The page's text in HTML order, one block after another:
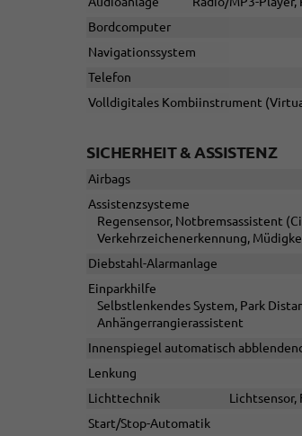
Bordcomputer
Navigationssystem
Telefon
Volldigitales Kombiinstrument
SICHERHEIT & ASSISTENZ
Airbags
Assistenzsysteme
Regensensor, Notbremsassistent
Verkehrzeichenerkennung,
Diebstahl-Alarmanlage
Einparkhilfe
Selbstlenkendes System, Park
Anhängerrangierassistent
Innenspiegel automatisch
Lenkung
Lichttechnik
Start/Stop-Automatik